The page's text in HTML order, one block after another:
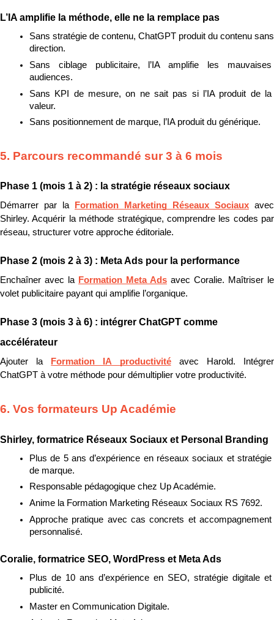
L’IA amplifie la méthode, elle ne la remplace pas
Sans stratégie de contenu, ChatGPT produit du contenu sans
direction.
Sans ciblage publicitaire, l’IA amplifie les mauvaises
audiences.
Sans KPI de mesure, on ne sait pas si l’IA produit de la
valeur.
Sans positionnement de marque, l’IA produit du générique.
5. Parcours recommandé sur 3 à 6 mois
Phase 1 (mois 1 à 2) : la stratégie réseaux sociaux
Démarrer par la Formation Marketing Réseaux Sociaux avec
Shirley. Acquérir la méthode stratégique, comprendre les codes par
réseau, structurer votre approche éditoriale.
Phase 2 (mois 2 à 3) : Meta Ads pour la performance
Enchaîner avec la Formation Meta Ads avec Coralie. Maîtriser le
volet publicitaire payant qui amplifie l’organique.
Phase 3 (mois 3 à 6) : intégrer ChatGPT comme
accélérateur
Ajouter la Formation IA productivité avec Harold. Intégrer
ChatGPT à votre méthode pour démultiplier votre productivité.
6. Vos formateurs Up Académie
Shirley, formatrice Réseaux Sociaux et Personal Branding
Plus de 5 ans d’expérience en réseaux sociaux et stratégie
de marque.
Responsable pédagogique chez Up Académie.
Anime la Formation Marketing Réseaux Sociaux RS 7692.
Approche pratique avec cas concrets et accompagnement
personnalisé.
Coralie, formatrice SEO, WordPress et Meta Ads
Plus de 10 ans d’expérience en SEO, stratégie digitale et
publicité.
Master en Communication Digitale.